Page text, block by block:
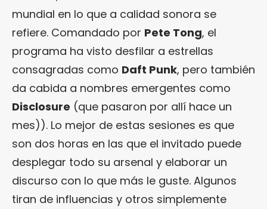
mundial en lo que a calidad sonora se
refiere. Comandado por Pete Tong, el
programa ha visto desfilar a estrellas
consagradas como Daft Punk, pero también
da cabida a nombres emergentes como
Disclosure (que pasaron por allí hace un
mes)). Lo mejor de estas sesiones es que
son dos horas en las que el invitado puede
desplegar todo su arsenal y elaborar un
discurso con lo que más le guste. Algunos
tiran de influencias y otros simplemente